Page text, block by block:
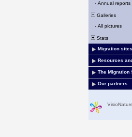
- Annual reports
Galleries
- All pictures
Stats
Migration sites
Resources
The Migration
Our partners